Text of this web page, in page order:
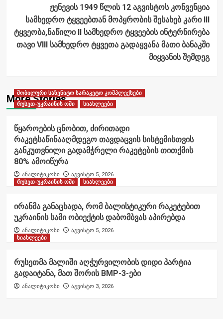
ჟენევის 1949 წლის 12 აგვისტოს კონვენცია
სამხედრო ტყვეებთან მოპყრობის შესახებ კარი III
ტყვეობა,ნაწილი II სამხედრო ტყვეების ინტერნირება
თავი VIII სამხედრო ტყვეთა გადაყვანა მათი ბანაკში
მიყვანის შემდეგ
More Stories
მობილური საზენიტო სარაკეტო კომპლექსები
რუსეთ-უკრაინის ომი
სიახლეები
წყაროების ცნობით, ძირითადი
რაკეტსაწინააღმდეგო თავდაცვის სისტემისთვის
განკუთვნილი გადამჭრელი რაკეტების თითქმის
80% ამოიწურა
ანალიტიკოსი
აგვისტო 5, 2026
რუსეთ-უკრაინის ომი
სიახლეები
ირანმა განაცხადა, რომ ბალისტიკური რაკეტებით
უკრაინის სამი ობიექტის დაბომბვას აპირებდა
ანალიტიკოსი
აგვისტო 5, 2026
სიახლეები
რუსეთმა მალიში აღჭურვილობის დიდი პარტია
გადაიტანა, მათ შორის BMP-3-ები
ანალიტიკოსი აგვისტო 3, 2026